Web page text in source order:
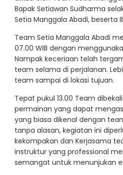
Bapak Setiawan Sudharma
Setia Manggala Abadi, beserta
Team Setia Manggala Abadi
07.00 WIB dengan
Nampak keceriaan telah
team selama di perjalanan.
team sampai di lokasi tujuan.
Tepat pukul 13.00 Team
permainan yang dapat
yang biasa dikenal dengan
tanpa alasan, kegiatan ini
kekompakan dan Kerjasama
instruktur yang professional
semangat untuk menunjukan